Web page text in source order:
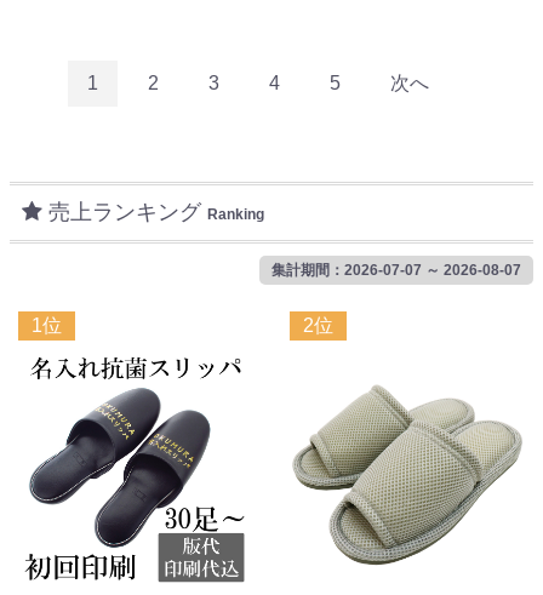
1 2 3 4 5 次へ
売上ランキング Ranking
集計期間：2026-07-07 ～ 2026-08-07
1位 2位